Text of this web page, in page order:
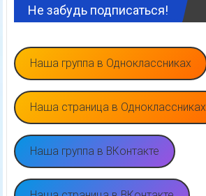
Не забудь подписаться!
Наша группа в Одноклассниках
Наша страница в Одноклассниках
Наша группа в ВКонтакте